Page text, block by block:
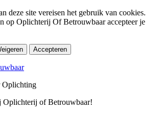
deze site vereisen het gebruik van cookies.
op Oplichterij Of Betrouwbaar accepteer je
Accepteren
Oplichting
of Betrouwbaar!